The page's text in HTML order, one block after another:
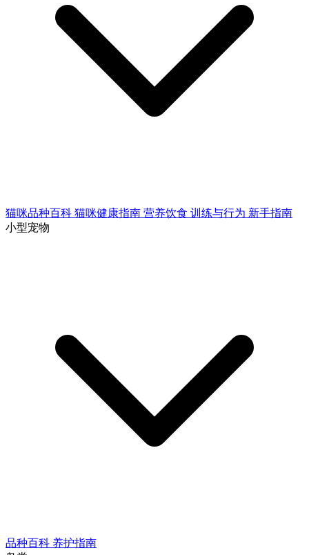
猫咪品种百科 猫咪健康指南 营养饮食 训练与行为 新手指南
小型宠物
品种百科 养护指南